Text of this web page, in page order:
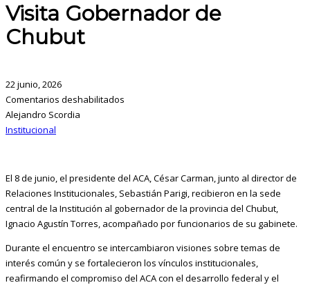
Visita Gobernador de
Chubut
22 junio, 2026
Comentarios deshabilitados
Alejandro Scordia
Institucional
El 8 de junio, el presidente del ACA, César Carman, junto al director de
Relaciones Institucionales, Sebastián Parigi, recibieron en la sede
central de la Institución al gobernador de la provincia del Chubut,
Ignacio Agustín Torres, acompañado por funcionarios de su gabinete.
Durante el encuentro se intercambiaron visiones sobre temas de
interés común y se fortalecieron los vínculos institucionales,
reafirmando el compromiso del ACA con el desarrollo federal y el